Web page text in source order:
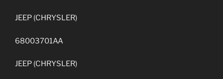
JEEP (CHRYSLER)
68003701AA
JEEP (CHRYSLER)